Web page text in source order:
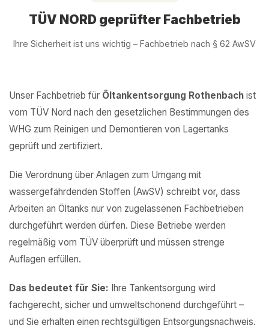
TÜV NORD geprüfter Fachbetrieb
Ihre Sicherheit ist uns wichtig – Fachbetrieb nach § 62 AwSV
Unser Fachbetrieb für Öltankentsorgung Rothenbach ist
vom TÜV Nord nach den gesetzlichen Bestimmungen des
WHG zum Reinigen und Demontieren von Lagertanks
geprüft und zertifiziert.
Die Verordnung über Anlagen zum Umgang mit
wassergefährdenden Stoffen (AwSV) schreibt vor, dass
Arbeiten an Öltanks nur von zugelassenen Fachbetrieben
durchgeführt werden dürfen. Diese Betriebe werden
regelmäßig vom TÜV überprüft und müssen strenge
Auflagen erfüllen.
Das bedeutet für Sie: Ihre Tankentsorgung wird
fachgerecht, sicher und umweltschonend durchgeführt –
und Sie erhalten einen rechtsgültigen Entsorgungsnachweis.